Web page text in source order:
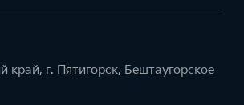
край, г. Пятигорск, Бештаугорское